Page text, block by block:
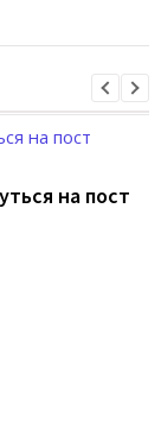
на пост